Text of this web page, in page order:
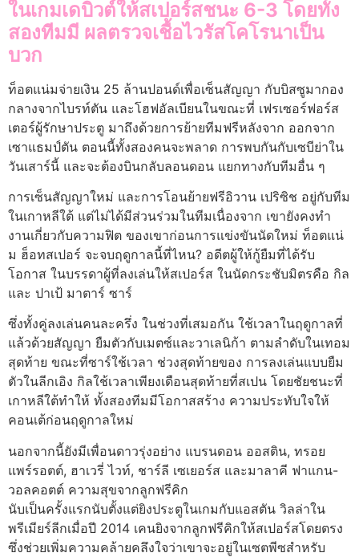
ในเกมเดบิวต์ให้สเปอร์สชนะ 6-3 โดยทั้ง
สองทีมมี ผลตรวจเชื้อไวรัสโคโรนาเป็น
บวก
ท็อตแน่มจ่ายเงิน 25 ล้านปอนด์เพื่อเซ็นสัญญา กับบิสซูมากอง
กลางจากไบรท์ตัน และโฮฟอัลเบียนในขณะที่ เฟรเซอร์ฟอร์ส
เตอร์ผู้รักษาประตู มาถึงด้วยการย้ายทีมฟรีหลังจาก ออกจาก
เซาแธมป์ตัน ตอนนี้ทั้งสองคนจะพลาด การพบกันกับเซบีย่าใน
วันเสาร์นี้ และจะต้องบินกลับลอนดอน แยกทางกับทีมอื่น ๆ
การเซ็นสัญญาใหม่ และการโอนย้ายฟรีอิวาน เปริซิช อยู่กับทีม
ในเกาหลีใต้ แต่ไม่ได้มีส่วนร่วมในทีมเนื่องจาก เขายังคงทํา
งานเกี่ยวกับความฟิต ของเขาก่อนการแข่งขันนัดใหม่ ท็อตแน่
ม ฮ็อทสเปอร์ จะจบฤดูกาลนี้ที่ไหน? อดีตผู้ให้กู้ยืมที่ได้รับ
โอกาส ในบรรดาผู้ที่ลงเล่นให้สเปอร์ส ในนัดกระชับมิตรคือ กิล
และ ปาเป้ มาตาร์ ซาร์
ซึ่งทั้งคู่ลงเล่นคนละครึ่ง ในช่วงที่เสมอกัน ใช้เวลาในฤดูกาลที่
แล้วด้วยสัญญา ยืมตัวกับเมตซ์และวาเลนิก้า ตามลําดับในเทอม
สุดท้าย ขณะที่ซาร์ใช้เวลา ช่วงสุดท้ายของ การลงเล่นแบบยืม
ตัวในลีกเอิง กิลใช้เวลาเพียงเดือนสุดท้ายที่สเปน โดยชัยชนะที่
เกาหลีใต้ทําให้ ทั้งสองทีมมีโอกาสสร้าง ความประทับใจให้
คอนเต้ก่อนฤดูกาลใหม่
นอกจากนี้ยังมีเพื่อนดาวรุ่งอย่าง แบรนดอน ออสติน, ทรอย
แพร์รอตต์, ฮาเวรี่ ไวท์, ชาร์ลี เซเยอร์ส และมาลาคี ฟาแกน-
วอลคอตต์ ความสุขจากลูกฟรีคิก
นับเป็นครั้งแรกนับตั้งแต่ยิงประตูในเกมกับแอสตัน วิลล่าใน
พรีเมียร์ลีกเมื่อปี 2014 เคนยิงจากลูกฟรีคิกให้สเปอร์สโดยตรง
ซึ่งช่วยเพิ่มความคล้ายคลึงใจว่าเขาจะอยู่ในเซตพีซสําหรับ